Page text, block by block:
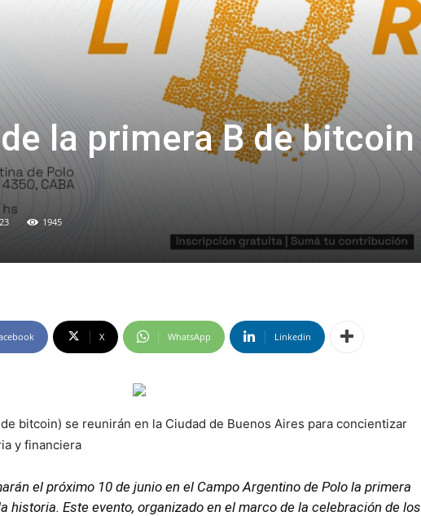
la primera B de bitcoin
1945
X WhatsApp Linkedin
bitcoin) se reunirán en la Ciudad de Buenos Aires para concientizar
y financiera
el próximo 10 de junio en el Campo Argentino de Polo la primera
historia. Este evento, organizado en el marco de la celebración de los